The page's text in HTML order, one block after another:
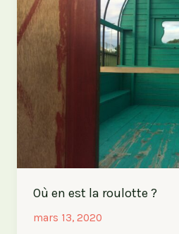
liste
des
contre-
parties
Où en est la roulotte ?
mars 13, 2020